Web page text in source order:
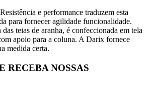
e performance traduzem esta
para fornecer agilidade funcionalidade.
teias de aranha, é confeccionada em tela
apoio para a coluna. A Darix fornece
medida certa.
RECEBA NOSSAS